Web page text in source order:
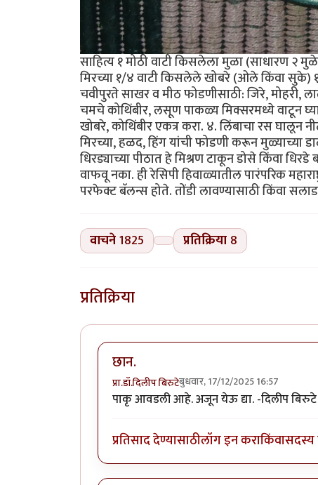
साहित्य १ मोठी वाटी किसलेला मुळा (साधारण २
मिरच्या १/४ वाटी किसलेले खोबरे (ओले किंवा सुके)
चवीपुरते साखर व मीठ फोडणीसाठी: जिरे, मोहरी,
चमचे कोथिंबीर, लसूण पाकळ्य मिक्सरमध्ये वाटून
खोबरे, कोथिंबीर एकत्र करा. ४. लिंबाचा रस घालून
मिरच्या, हळद, हिंग यांची फोडणी करून मुळ्याच्या
धिरड्याच्या पीठात हे मिश्रण टाकून डोसे किंवा
वाफवू नका. ही रेसिपी हिवाळ्यातील पारंपरिक
परफेक्ट बॅलन्स होते. तोंडी लावण्यासाठी किंवा
वाचने1825 प्रतिक्रिया 8
प्रतिक्रिया
छान.
प्रा.डॉ.दिलीप बिरुटेबुधवार, 17/12/2025 16:57
पाकृ आवडली आहे. अजून येऊ द्या. -दिलीप बिरुटे
प्रतिसाद देण्यासाठीलॉग इन कराकिंवासदस्य